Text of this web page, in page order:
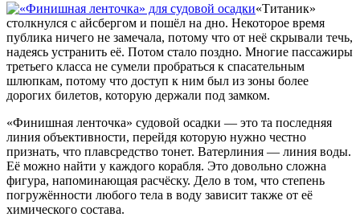
«Титаник»
столкнулся с айсбергом и пошёл на дно. Некоторое время
публика ничего не замечала, потому что от неё скрывали течь,
надеясь устранить её. Потом стало поздно. Многие пассажиры
третьего класса не сумели пробраться к спасательным
шлюпкам, потому что доступ к ним был из зоны более
дорогих билетов, которую держали под замком.
«Финишная ленточка» судовой осадки — это та последняя
линия объективности, перейдя которую нужно честно
признать, что плавсредство тонет. Ватерлиния — линия воды.
Её можно найти у каждого корабля. Это довольно сложна
фигура, напоминающая расчёску. Дело в том, что степень
погружённости любого тела в воду зависит также от её
химического состава.